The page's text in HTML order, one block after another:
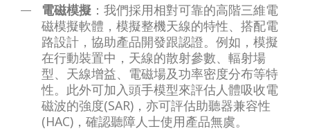
電磁模擬 ：我們採用相對可靠的高階三維電
磁模擬軟體，模擬整機天線的特性、搭配電
路設計，協助產品開發跟認證。例如，模擬
在行動裝置中，天線的散射參數、輻射場
型、天線增益、電磁場及功率密度分布等特
性。此外可加入頭手模型來評估人體吸收電
磁波的強度(SAR)，亦可評估助聽器兼容性
(HAC)，確認聽障人士使用產品無虞。